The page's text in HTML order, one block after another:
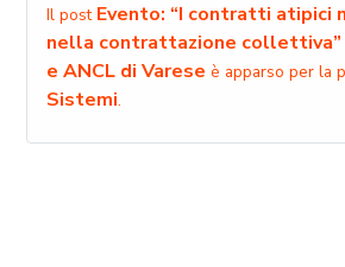
Il post Evento: “I contratti atipici
nella contrattazione collettiva”
e ANCL di Varese è apparso per la
Sistemi.